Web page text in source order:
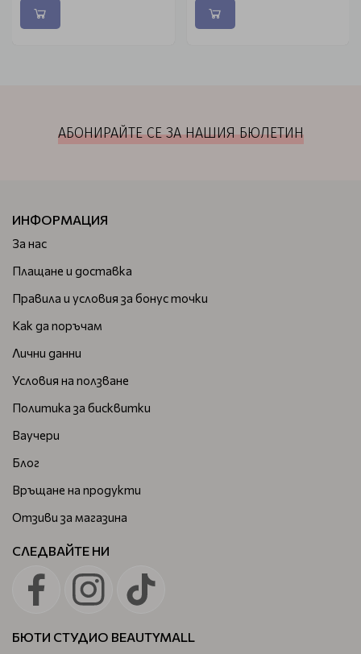
АБОНИРАЙТЕ СЕ ЗА НАШИЯ БЮЛЕТИН
ИНФОРМАЦИЯ
За нас
Плащане и доставка
Правила и условия за бонус точки
Как да поръчам
Лични данни
Условия на ползване
Политика за бисквитки
Ваучери
Блог
Връщане на продукти
Отзиви за магазина
СЛЕДВАЙТЕ НИ
БЮТИ СТУДИО BEAUTYMALL